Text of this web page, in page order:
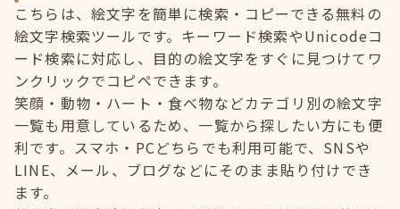
こちらは、絵文字を簡単に検索・コピーできる無料の
絵文字検索ツールです。キーワード検索やUnicodeコ
ード検索に対応し、目的の絵文字をすぐに見つけてワ
ンクリックでコピペできます。
笑顔・動物・ハート・食べ物などカテゴリ別の絵文字
一覧も用意しているため、一覧から探したい方にも便
利です。スマホ・PCどちらでも利用可能で、SNSや
LINE、メール、ブログなどにそのまま貼り付けでき
ます。